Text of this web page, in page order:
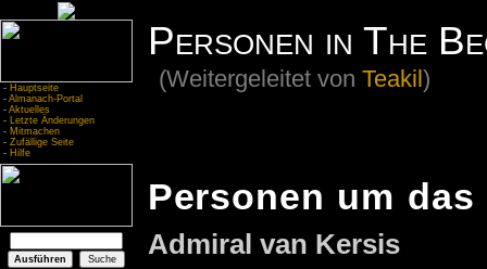
- Hauptseite
- Almanach-Portal
- Aktuelles
- Letzte Änderungen
- Mitmachen
- Zufällige Seite
- Hilfe
Personen in The
(Weitergeleitet vonTeakil)
Personen um das
Admiral van Kersis